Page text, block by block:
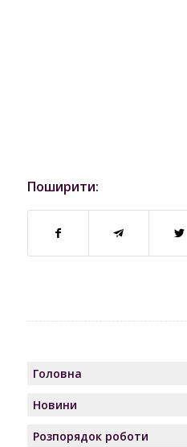
Поширити:
Головна
Новини
Розпорядок роботи